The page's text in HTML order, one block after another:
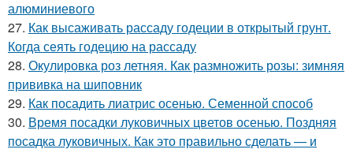
алюминиевого
27. Как высаживать рассаду годеции в открытый грунт.
Когда сеять годецию на рассаду
28. Окулировка роз летняя. Как размножить розы: зимняя
прививка на шиповник
29. Как посадить лиатрис осенью. Семенной способ
30. Время посадки луковичных цветов осенью. Поздняя
посадка луковичных. Как это правильно сделать — и